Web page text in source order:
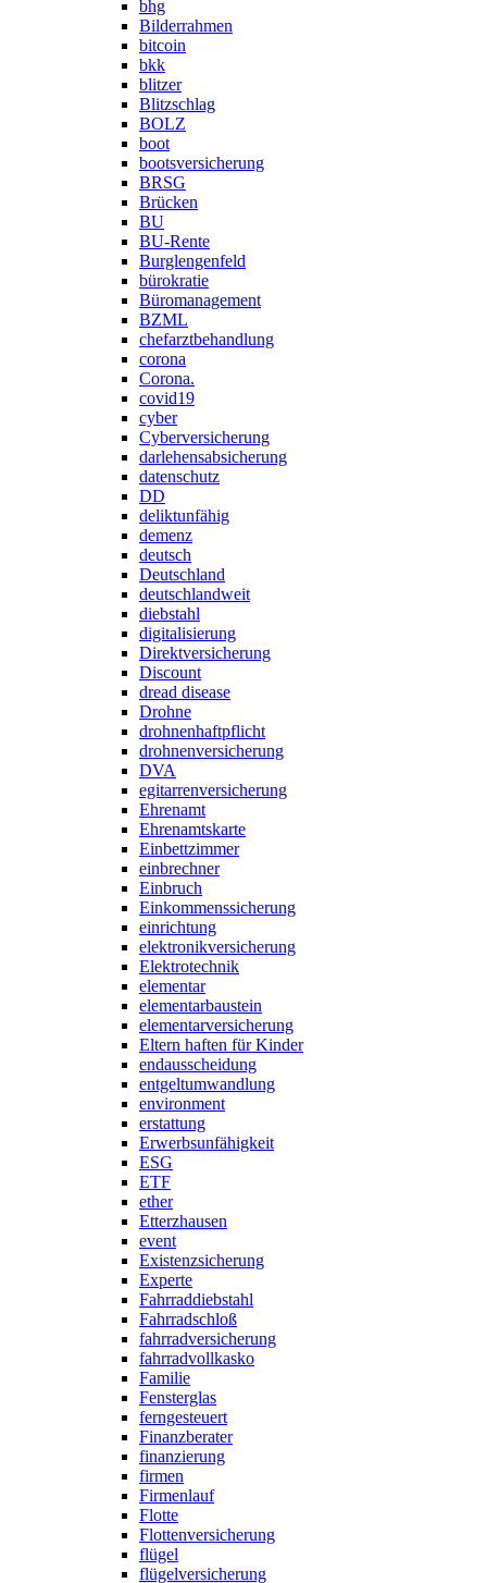
bhg
Bilderrahmen
bitcoin
bkk
blitzer
Blitzschlag
BOLZ
boot
bootsversicherung
BRSG
Brücken
BU
BU-Rente
Burglengenfeld
bürokratie
Büromanagement
BZML
chefarztbehandlung
corona
Corona.
covid19
cyber
Cyberversicherung
darlehensabsicherung
datenschutz
DD
deliktunfähig
demenz
deutsch
Deutschland
deutschlandweit
diebstahl
digitalisierung
Direktversicherung
Discount
dread disease
Drohne
drohnenhaftpflicht
drohnenversicherung
DVA
egitarrenversicherung
Ehrenamt
Ehrenamtskarte
Einbettzimmer
einbrechner
Einbruch
Einkommenssicherung
einrichtung
elektronikversicherung
Elektrotechnik
elementar
elementarbaustein
elementarversicherung
Eltern haften für Kinder
endausscheidung
entgeltumwandlung
environment
erstattung
Erwerbsunfähigkeit
ESG
ETF
ether
Etterzhausen
event
Existenzsicherung
Experte
Fahrraddiebstahl
Fahrradschloß
fahrradversicherung
fahrradvollkasko
Familie
Fensterglas
ferngesteuert
Finanzberater
finanzierung
firmen
Firmenlauf
Flotte
Flottenversicherung
flügel
flügelversicherung